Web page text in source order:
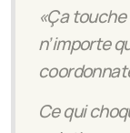
«Ça
n’importe
Ce qui